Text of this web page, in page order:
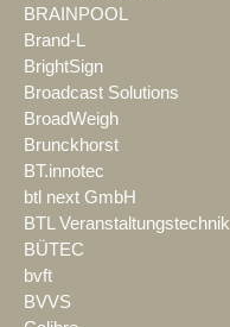
BRAINPOOL
Brand-L
BrightSign
Broadcast Solutions
BroadWeigh
Brunckhorst
BT.innotec
btl next GmbH
BTL Veranstaltungstechnik
BÜTEC
bvft
BVVS